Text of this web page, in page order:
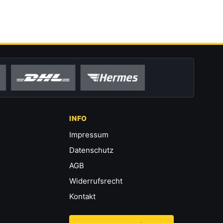
INFO
Impressum
Datenschutz
AGB
Widerrufsrecht
Kontakt